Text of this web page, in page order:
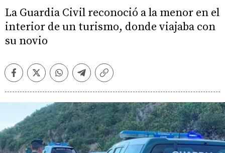
La Guardia Civil reconoció a la menor en el
interior de un turismo, donde viajaba con
su novio
FacebookTwitterWhatsappTelegramCopiar